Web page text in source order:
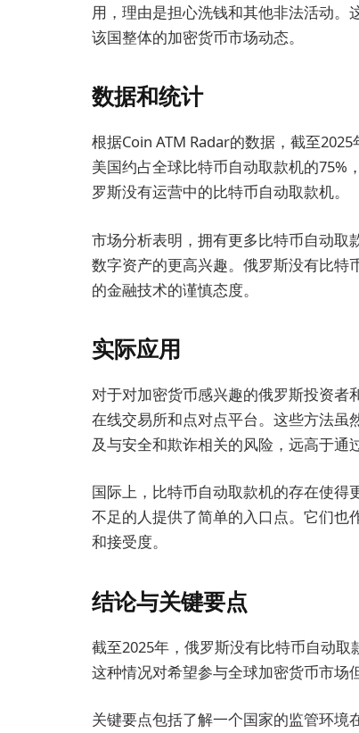
用，理由是担心洗钱和其他非法活动。
该国整体的加密货币市场动态。
数据和统计
根据Coin ATM Radar的数据，截至
美国约占全球比特币自动取款机的75%
罗斯没有运营中的比特币自动取款机。
市场分析表明，拥有更多比特币自动取
数字资产的更高兴趣。俄罗斯没有比特
的金融技术的谨慎态度。
实际应用
对于对加密货币感兴趣的俄罗斯投资者
在线交易所和点对点平台。这些方法虽
及与安全和欺诈相关的风险，远高于通
国际上，比特币自动取款机的存在使得
不足的人提供了简单的入口点。它们也
和接受度。
结论与关键要点
截至2025年，俄罗斯没有比特币自动取
这种情况对希望参与全球加密货币市场
关键要点包括了解一个国家的监管环境